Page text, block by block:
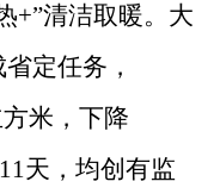
+”清洁取暖。大
定任务，
米，下降
天，均创有监